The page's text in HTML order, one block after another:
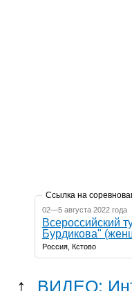
Ссылка на
02—5 августа 2022 года
Всероссийский
Бурдикова"
Россия, Кстово
↑ ВИДЕО: